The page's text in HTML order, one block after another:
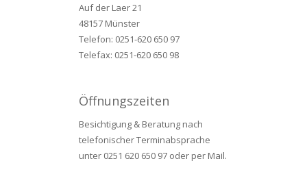
Auf der Laer 21
48157 Münster
Telefon: 0251-620 650 97
Telefax: 0251-620 650 98
Öffnungszeiten
Besichtigung & Beratung nach
telefonischer Terminabsprache
unter 0251 620 650 97 oder per Mail.